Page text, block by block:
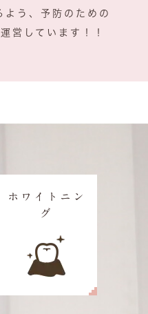
よう、予防のための
営しています！！
ホワイトニン
グ